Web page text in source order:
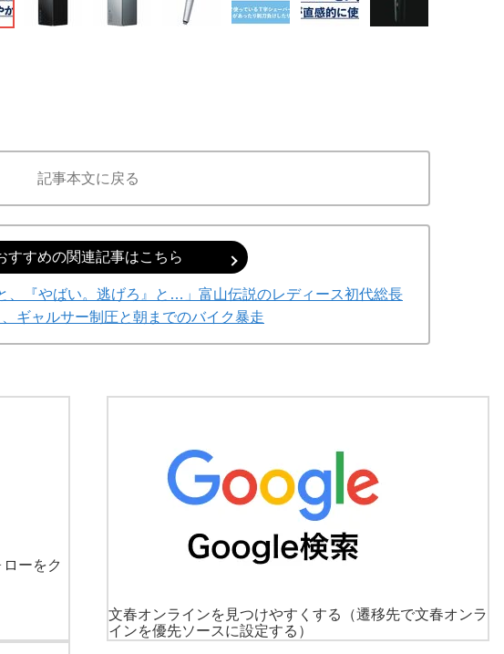
記事本文に戻る
すすめの関連記事はこちら
、『やばい。逃げろ』と…」富山伝説のレディース初代総長
ギャルサー制圧と朝までのバイク暴走
ーをク
文春オンラインを見つけやすくする
（遷移先で文春オンラ
インを優先ソースに設定する）